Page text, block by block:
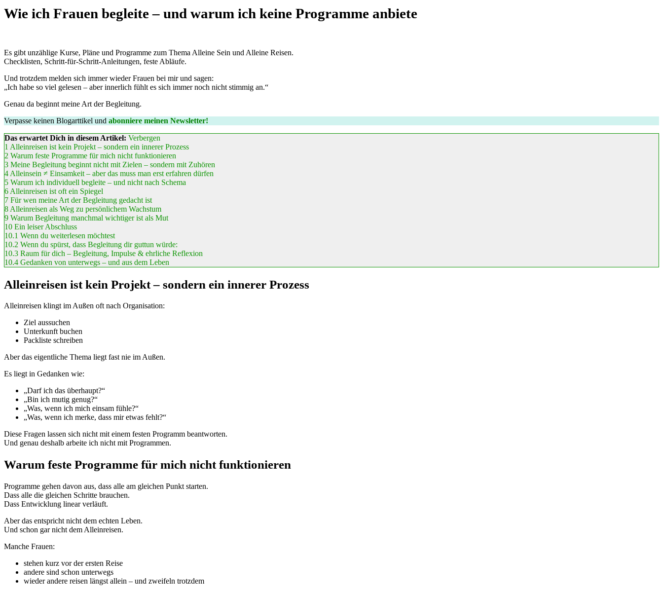
Wie ich Frauen begleite – und warum ich keine Programme anbiete
Es gibt unzählige Kurse, Pläne und Programme zum Thema Alleine Sein und Alleine Reisen.
Checklisten, Schritt-für-Schritt-Anleitungen, feste Abläufe.
Und trotzdem melden sich immer wieder Frauen bei mir und sagen:
„Ich habe so viel gelesen – aber innerlich fühlt es sich immer noch nicht stimmig an.“
Genau da beginnt meine Art der Begleitung.
Verpasse keinen Blogarttikel und abonniere meinen Newsletter!
Das erwartet Dich in diesem Artikel: Verbergen
1 Alleinreisen ist kein Projekt – sondern ein innerer Prozess
2 Warum feste Programme für mich nicht funktionieren
3 Meine Begleitung beginnt nicht mit Zielen – sondern mit Zuhören
4 Alleinsein ≠ Einsamkeit – aber das muss man erst erfahren dürfen
5 Warum ich individuell begleite – und nicht nach Schema
6 Alleinreisen ist oft ein Spiegel
7 Für wen meine Art der Begleitung gedacht ist
8 Alleinreisen als Weg zu persönlichem Wachstum
9 Warum Begleitung manchmal wichtiger ist als Mut
10 Ein leiser Abschluss
10.1 Wenn du weiterlesen möchtest
10.2 Wenn du spürst, dass Begleitung dir guttun würde:
10.3 Raum für dich – Begleitung, Impulse & ehrliche Reflexion
10.4 Gedanken von unterwegs – und aus dem Leben
Alleinreisen ist kein Projekt – sondern ein innerer Prozess
Alleinreisen klingt im Außen oft nach Organisation:
Ziel aussuchen
Unterkunft buchen
Packliste schreiben
Aber das eigentliche Thema liegt fast nie im Außen.
Es liegt in Gedanken wie:
„Darf ich das überhaupt?“
„Bin ich mutig genug?“
„Was, wenn ich mich einsam fühle?“
„Was, wenn ich merke, dass mir etwas fehlt?“
Diese Fragen lassen sich nicht mit einem festen Programm beantworten.
Und genau deshalb arbeite ich nicht mit Programmen.
Warum feste Programme für mich nicht funktionieren
Programme gehen davon aus, dass alle am gleichen Punkt starten.
Dass alle die gleichen Schritte brauchen.
Dass Entwicklung linear verläuft.
Aber das entspricht nicht dem echten Leben.
Und schon gar nicht dem Alleinreisen.
Manche Frauen:
stehen kurz vor der ersten Reise
andere sind schon unterwegs
wieder andere reisen längst allein – und zweifeln trotzdem